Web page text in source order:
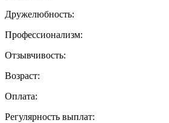
Дружелюбность:
Профессионализм:
Отзывчивость:
Возраст:
Оплата:
Регулярность выплат: